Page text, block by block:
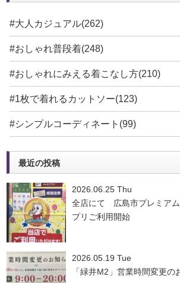
#大人カジュアル(262)
#おしゃれ普段着(248)
#おしゃれにみえる着こなし方(210)
#1枚で着れるカットソー(123)
#シンプルコーディネート(99)
最近の投稿
2026.06.25 Thu
全店にて 広島市プレミア
プリご利用開始
2026.05.19 Tue
「緑井M2」営業時間変更の